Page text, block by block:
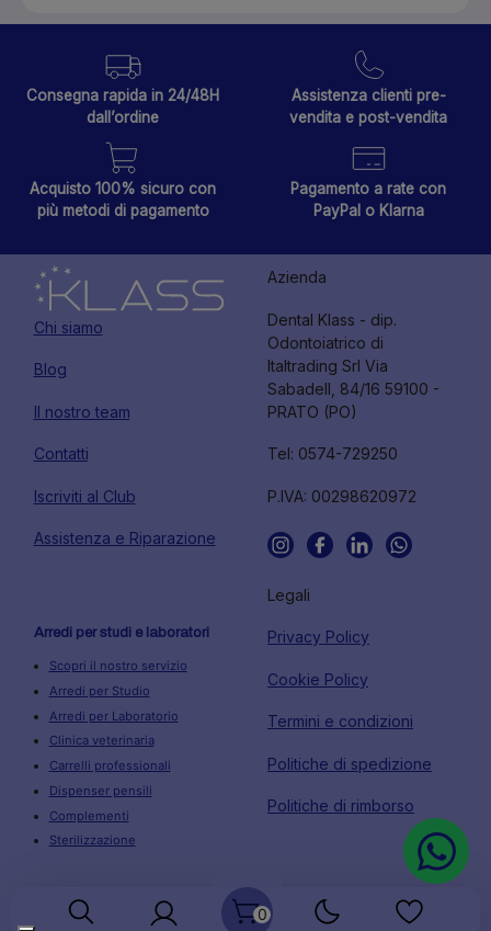
0
Consegna rapida in 24/48H
dall’ordine
Assistenza clienti pre-
vendita e post-vendita
Acquisto 100% sicuro con
più metodi di pagamento
Pagamento a rate con
PayPal o Klarna
Chi siamo
Blog
Il nostro team
Contatti
Iscriviti al Club
Assistenza e Riparazione
Azienda
Dental Klass - dip.
Odontoiatrico di
Italtrading Srl Via
Sabadell, 84/16 59100 -
PRATO (PO)
Tel: 0574-729250
P.IVA: 00298620972
Arredi per studi e laboratori
Scopri il nostro servizio
Arredi per Studio
Arredi per Laboratorio
Clinica veterinaria
Carrelli professionali
Dispenser pensili
Complementi
Sterilizzazione
Legali
Privacy Policy
Cookie Policy
Termini e condizioni
Politiche di spedizione
Politiche di rimborso